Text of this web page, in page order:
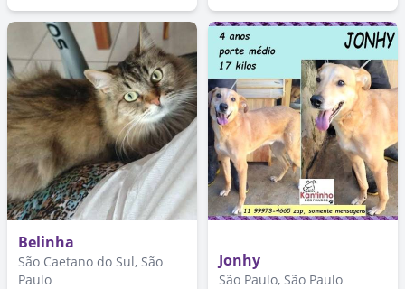
Belinha
São Caetano do Sul, São
Paulo
Jonhy
São Paulo, São Paulo